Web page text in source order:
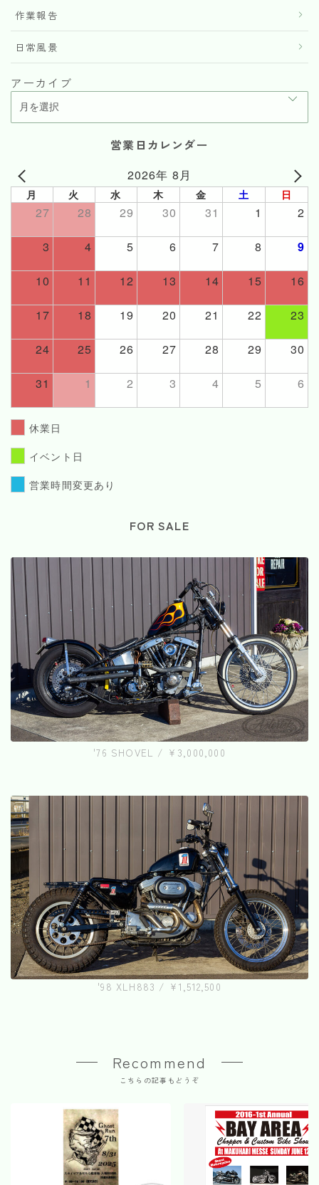
作業報告
日常風景
アーカイブ
営業日カレンダー
2026年 8月
月 火 水 木 金 土 日
27 28 29 30 31 1 2
3 4 5 6 7 8 9
10 11 12 13 14 15 16
17 18 19 20 21 22 23
24 25 26 27 28 29 30
31 1 2 3 4 5 6
休業日
イベント日
営業時間変更あり
FOR SALE
'76 SHOVEL / ¥3,000,000
'98 XLH883 / ¥1,512,500
Recommend
こちらの記事もどうぞ